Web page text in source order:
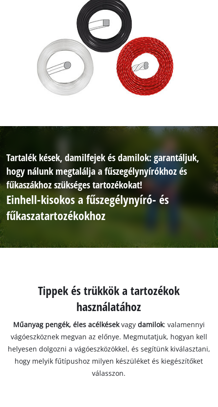
Tartalék kések, damilfejek és damilok: garantáljuk,
hogy nálunk megtalálja a fűszegélynyírókhoz és
fűkaszákhoz szükséges tartozékokat!
Einhell-kisokos a fűszegélynyíró- és
fűkaszatartozékokhoz
Tippek és trükkök a tartozékok
használatához
Műanyag pengék, éles acélkésekvagy damilok: valamennyi
vágóeszköznek megvan az előnye. Megmutatjuk, hogyan kell
helyesen dolgozni a vágóeszközökkel, és segítünk kiválasztani,
hogy melyik fűtípushoz milyen készüléket és kiegészítőket
válasszon.